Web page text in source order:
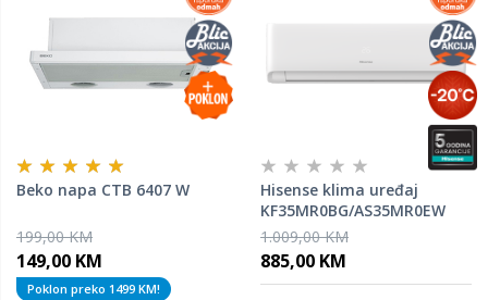
Beko napa CTB 6407 W
199,00 KM
149,00 KM
Poklon preko 1499 KM!
Hisense klima uređaj
KF35MR0BG/AS35MR0EW
Expert Comfort 12K
1.009,00 KM
885,00 KM